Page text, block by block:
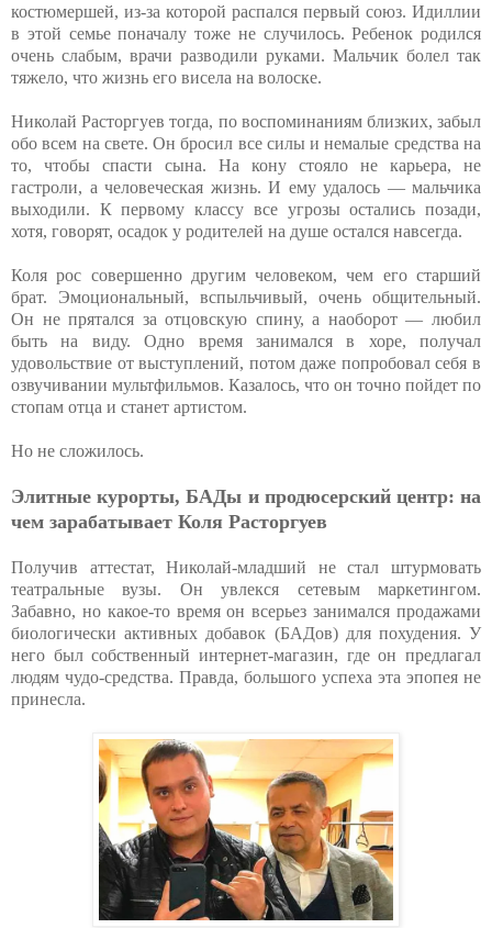
костюмершей, из-за которой распался первый союз. Идиллии
в этой семье поначалу тоже не случилось. Ребенок родился
очень слабым, врачи разводили руками. Мальчик болел так
тяжело, что жизнь его висела на волоске.
Николай Расторгуев тогда, по воспоминаниям близких, забыл
обо всем на свете. Он бросил все силы и немалые средства на
то, чтобы спасти сына. На кону стояло не карьера, не
гастроли, а человеческая жизнь. И ему удалось — мальчика
выходили. К первому классу все угрозы остались позади,
хотя, говорят, осадок у родителей на душе остался навсегда.
Коля рос совершенно другим человеком, чем его старший
брат. Эмоциональный, вспыльчивый, очень общительный.
Он не прятался за отцовскую спину, а наоборот — любил
быть на виду. Одно время занимался в хоре, получал
удовольствие от выступлений, потом даже попробовал себя в
озвучивании мультфильмов. Казалось, что он точно пойдет по
стопам отца и станет артистом.
Но не сложилось.
Элитные курорты, БАДы и продюсерский центр: на
чем зарабатывает Коля Расторгуев
Получив аттестат, Николай-младший не стал штурмовать
театральные вузы. Он увлекся сетевым маркетингом.
Забавно, но какое-то время он всерьез занимался продажами
биологически активных добавок (БАДов) для похудения. У
него был собственный интернет-магазин, где он предлагал
людям чудо-средства. Правда, большого успеха эта эпопея не
принесла.